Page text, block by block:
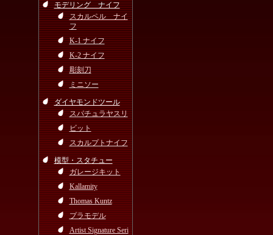
モデリング ナイフ
スカルペル ナイ
フ
K-1 ナイフ
K-2 ナイフ
彫刻刀
ミニソー
ダイヤモンドツール
スパチュラヤスリ
ビット
スカルプトナイフ
模型・スタチュー
ガレージキット
Kallamity
Thomas Kuntz
プラモデル
Artist Signature Seri